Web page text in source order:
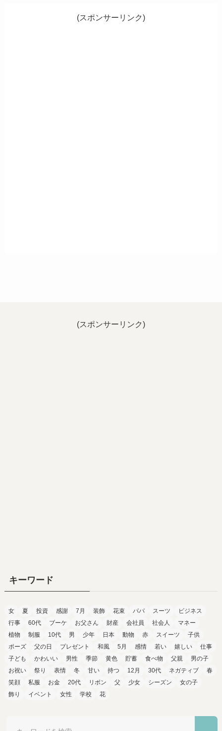
(スポンサーリンク)
(スポンサーリンク)
キーワード
女 夏 投資 感謝 7月 装飾 花束 パパ スーツ
ビジネス
行事
60代 ブーケ お父さん 財産 会社員 社会人
マネー
植物
制服 10代 男 少年 日本 動物 赤 スイーツ
子供
ポーズ
父の日 プレゼント 和風 5月 感情 若い 嬉しい
仕事
子ども
かわいい 男性 季節 黄色 貯蓄 食べ物 父親
男の子
お祝い
祭り 表情 冬 甘い 持つ 12月 30代 ネガティブ
春
笑顔
私服 お金 20代 リボン 父 少女 シーズン
女の子
飾り
イベント 女性 学校 花